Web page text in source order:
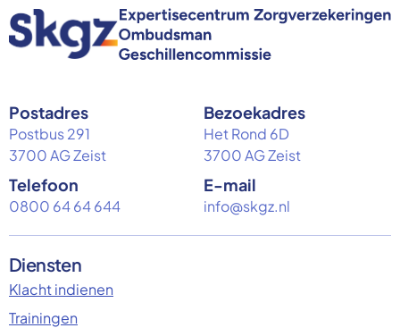
Postadres
Postbus 291
3700 AG Zeist
Bezoekadres
Het Rond 6D
3700 AG Zeist
Telefoon
0800 64 64 644
E-mail
info@skgz.nl
Diensten
Klacht indienen
Trainingen